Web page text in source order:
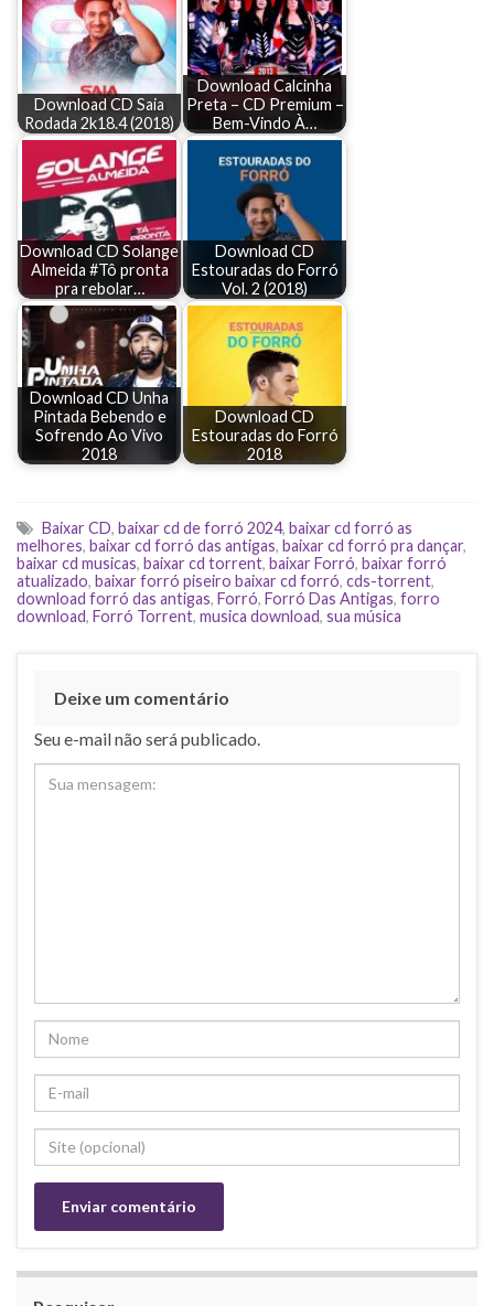
Download CD Saia
Rodada 2k18.4 (2018)
Download Calcinha
Preta – CD Premium –
Bem-Vindo À…
Download CD Solange
Almeida #Tô pronta
pra rebolar…
Download CD
Estouradas do Forró
Vol. 2 (2018)
Download CD Unha
Pintada Bebendo e
Sofrendo Ao Vivo
2018
Download CD
Estouradas do Forró
2018
Baixar CD, baixar cd de forró 2024, baixar cd forró as
melhores, baixar cd forró das antigas, baixar cd forró pra dançar,
baixar cd musicas, baixar cd torrent, baixar Forró, baixar forró
atualizado, baixar forró piseiro baixar cd forró, cds-torrent,
download forró das antigas, Forró, Forró Das Antigas, forro
download, Forró Torrent, musica download, sua música
Deixe um comentário
Seu e-mail não será publicado.